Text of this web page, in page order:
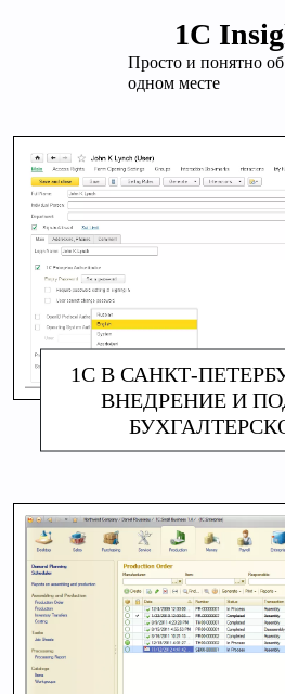
1С
Просто и понятно
одном месте
1С В САНКТ-
ВНЕДРЕНИЕ И
АЛИНА